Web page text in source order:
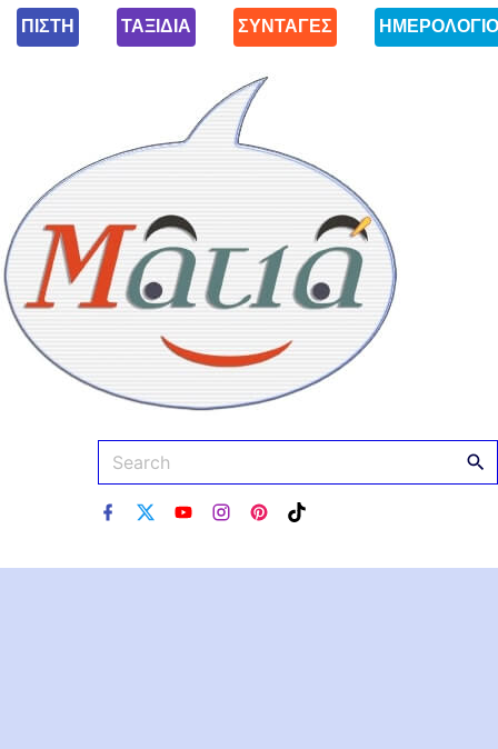
ΠΙΣΤΗ ΤΑΞΙΔΙΑ ΣΥΝΤΑΓΕΣ ΗΜΕΡΟΛΟΓΙΟ